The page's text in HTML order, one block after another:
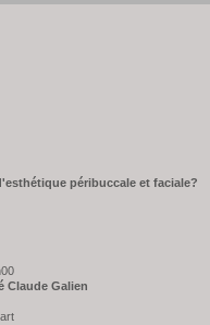
péribuccale et faciale?
Claude Galien